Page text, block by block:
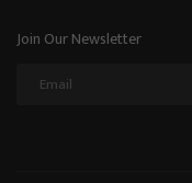
Join Our Newsletter